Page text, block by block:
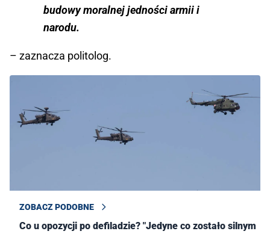
budowy moralnej jedności armii i
narodu.
– zaznacza politolog.
ZOBACZ PODOBNE
Co u opozycji po defiladzie? "Jedyne co zostało silnym